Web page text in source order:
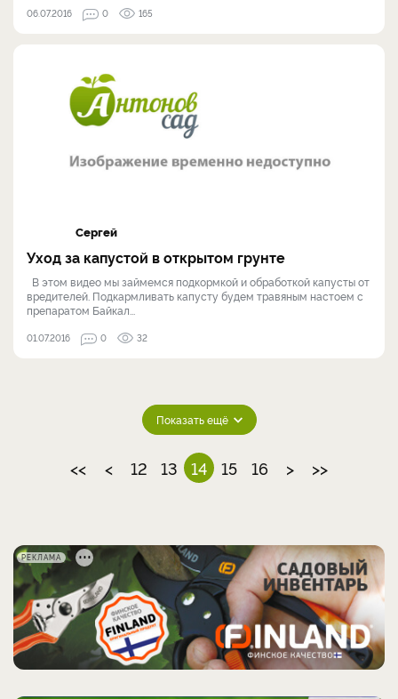
06.07.2016 0 165
Сергей
Уход за капустой в открытом грунте
В этом видео мы займемся подкормкой и обработкой капусты от
вредителей. Подкармливать капусту будем травяным настоем с
препаратом Байкал...
01.07.2016 0 32
Показать ещё
<< < 12 13 14 15 16 > >>
РЕКЛАМА